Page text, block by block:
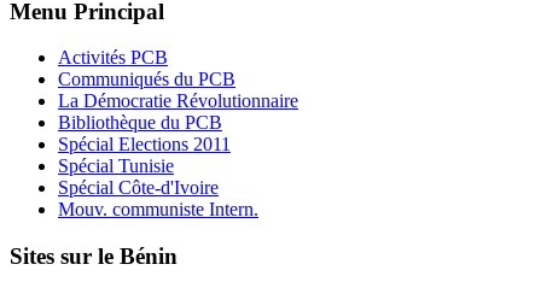
Menu Principal
Activités PCB
Communiqués du PCB
La Démocratie Révolutionnaire
Bibliothèque du PCB
Spécial Elections 2011
Spécial Tunisie
Spécial Côte-d'Ivoire
Mouv. communiste Intern.
Sites sur le Bénin